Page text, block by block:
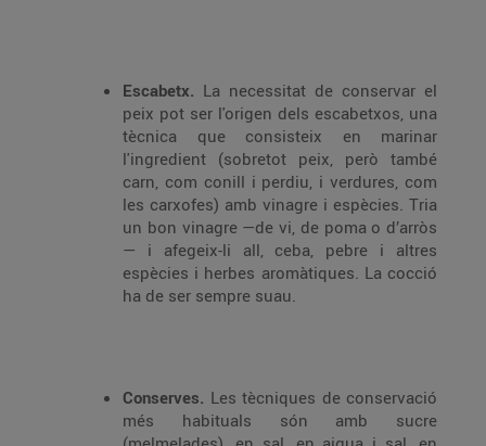
Escabetx. La necessitat de conservar el
peix pot ser l'origen dels escabetxos, una
tècnica que consisteix en marinar
l'ingredient (sobretot peix, però també
carn, com conill i perdiu, i verdures, com
les carxofes) amb vinagre i espècies. Tria
un bon vinagre —de vi, de poma o d’arròs
— i afegeix-li all, ceba, pebre i altres
espècies i herbes aromàtiques. La cocció
ha de ser sempre suau.
Conserves. Les tècniques de conservació
més habituals són amb sucre